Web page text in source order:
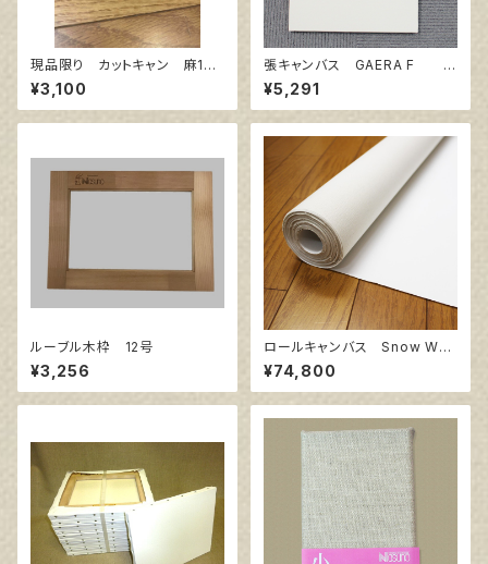
現品限り カットキャン 麻10
0％ F15 (3枚組)
¥3,100
張キャンバス GAERA F 2
0号
¥5,291
ルーブル木枠 12号
¥3,256
ロールキャンバス Snow Whit
e SPC 206㎝巾×10m巻
¥74,800